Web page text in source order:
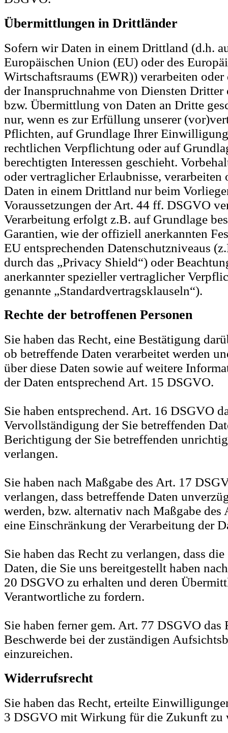
Übermittlungen in Drittländer
Sofern wir Daten in einem Drittland (d.h.
Europäischen Union (EU) oder des
Wirtschaftsraums (EWR)) verarbeiten oder
der Inanspruchnahme von Diensten
bzw. Übermittlung von Daten an Dritte
nur, wenn es zur Erfüllung unserer
Pflichten, auf Grundlage Ihrer
rechtlichen Verpflichtung oder auf
berechtigten Interessen geschieht.
oder vertraglicher Erlaubnisse, verarbeiten
Daten in einem Drittland nur beim
Voraussetzungen der Art. 44 ff. DSGVO
Verarbeitung erfolgt z.B. auf Grundlage
Garantien, wie der offiziell anerkannten
EU entsprechenden Datenschutzniveaus
durch das „Privacy Shield“) oder
anerkannter spezieller vertraglicher
genannte „Standardvertragsklauseln“).
Rechte der betroffenen Personen
Sie haben das Recht, eine Bestätigung
ob betreffende Daten verarbeitet werden
über diese Daten sowie auf weitere
der Daten entsprechend Art. 15 DSGVO.
Sie haben entsprechend. Art. 16 DSGVO
Vervollständigung der Sie betreffenden
Berichtigung der Sie betreffenden
verlangen.
Sie haben nach Maßgabe des Art. 17
verlangen, dass betreffende Daten
werden, bzw. alternativ nach Maßgabe
eine Einschränkung der Verarbeitung der
Sie haben das Recht zu verlangen, dass
Daten, die Sie uns bereitgestellt haben
20 DSGVO zu erhalten und deren
Verantwortliche zu fordern.
Sie haben ferner gem. Art. 77 DSGVO das
Beschwerde bei der zuständigen
einzureichen.
Widerrufsrecht
Sie haben das Recht, erteilte
3 DSGVO mit Wirkung für die Zukunft zu